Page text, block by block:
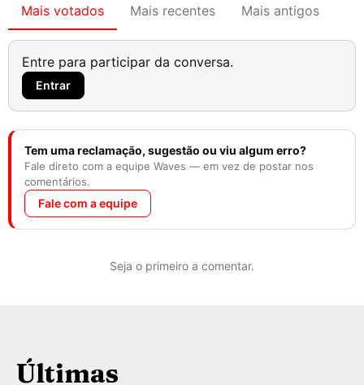
Mais votados Mais recentes Mais antigos
Entre para participar da conversa.
Entrar
Tem uma reclamação, sugestão ou viu algum erro?
Fale direto com a equipe Waves — em vez de postar nos
comentários.
Fale com a equipe
Seja o primeiro a comentar.
Últimas